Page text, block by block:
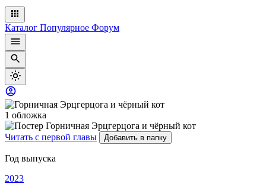
Каталог Популярное Форум
1 обложка
Читать с первой главы Добавить в папку
Год выпуска
2023